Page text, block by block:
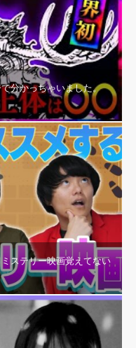
分かっちゃいました。
ステリー映画覚えてない